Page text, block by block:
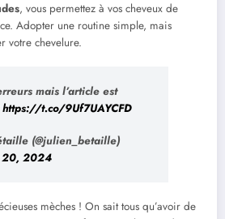
, vous permettez à vos cheveux de
Adopter une routine simple, mais
votre chevelure.
mais l’article est
https://t.co/9Uf7UAYCFD
(@julien_betaille)
20, 2024
mèches ! On sait tous qu’avoir de